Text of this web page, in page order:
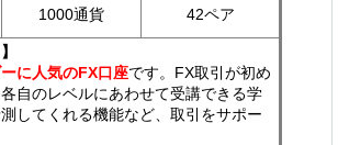
1000通貨 42ペア
に人気のFX口座です。FX取引が初め
自のレベルにあわせて受講できる学
してくれる機能など、取引をサポー